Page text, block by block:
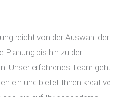
reicht von der Auswahl der
Planung bis hin zu der
Unser erfahrenes Team geht
ein und bietet Ihnen kreative